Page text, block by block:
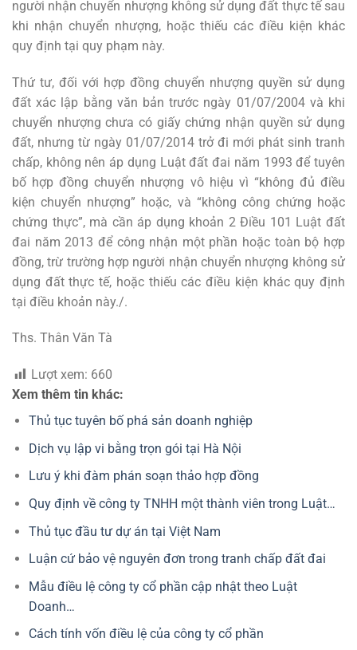
người nhận chuyển nhượng không sử dụng đất thực tế sau
khi nhận chuyển nhượng, hoặc thiếu các điều kiện khác
quy định tại quy phạm này.
Thứ tư, đối với hợp đồng chuyển nhượng quyền sử dụng
đất xác lập bằng văn bản trước ngày 01/07/2004 và khi
chuyển nhượng chưa có giấy chứng nhận quyền sử dụng
đất, nhưng từ ngày 01/07/2014 trở đi mới phát sinh tranh
chấp, không nên áp dụng Luật đất đai năm 1993 để tuyên
bố hợp đồng chuyển nhượng vô hiệu vì “không đủ điều
kiện chuyển nhượng” hoặc, và “không công chứng hoặc
chứng thực”, mà cần áp dụng khoản 2 Điều 101 Luật đất
đai năm 2013 để công nhận một phần hoặc toàn bộ hợp
đồng, trừ trường hợp người nhận chuyển nhượng không sử
dụng đất thực tế, hoặc thiếu các điều kiện khác quy định
tại điều khoản này./.
Ths. Thân Văn Tà
Lượt xem: 660
Xem thêm tin khác:
Thủ tục tuyên bố phá sản doanh nghiệp
Dịch vụ lập vi bằng trọn gói tại Hà Nội
Lưu ý khi đàm phán soạn thảo hợp đồng
Quy định về công ty TNHH một thành viên trong Luật…
Thủ tục đầu tư dự án tại Việt Nam
Luận cứ bảo vệ nguyên đơn trong tranh chấp đất đai
Mẫu điều lệ công ty cổ phần cập nhật theo Luật
Doanh…
Cách tính vốn điều lệ của công ty cổ phần